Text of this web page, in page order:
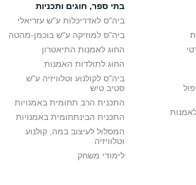
בתי ספר, חוגים ותכניות
ביה"ס לאדריכלות ע"ש עזריאלי
ביה"ס למוזיקה ע"ש בוכמן-מהטה
החוג לאמנות התיאטרון
החוג לתולדות האמנות
ביה"ס לקולנוע וטלוויזיה ע"ש
סטיב טיש
התכנית הרב תחומית באמנויות
התכנית הבינתחומית באמנויות
המסלול לעיצוב במה, קולנוע
וטלוויזיה
לימודי משחק